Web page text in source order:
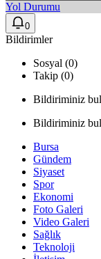
Yol Durumu
0
Bildirimler
Sosyal (0)
Takip (0)
Bildiriminiz
Bildiriminiz
Bursa
Gündem
Siyaset
Spor
Ekonomi
Foto Galeri
Video Galeri
Sağlık
Teknoloji